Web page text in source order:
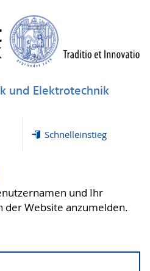
und Elektrotechnik
Schnelleinstieg
und Ihr
der Website anzumelden.